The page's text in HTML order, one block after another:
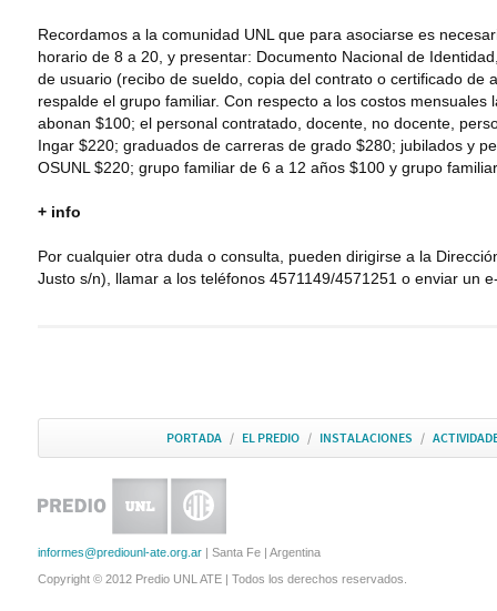
Recordamos a la comunidad UNL que para asociarse es
horario de 8 a 20, y presentar: Documento Nacional de
de usuario (recibo de sueldo, copia del contrato o certificado de
respalde el grupo familiar. Con respecto a los costos
abonan $100; el personal contratado, docente, no docente,
Ingar $220; graduados de carreras de grado $280; jubilados y
OSUNL $220; grupo familiar de 6 a 12 años $100 y grupo
+ info
Por cualquier otra duda o consulta, pueden dirigirse a la
Justo s/n), llamar a los teléfonos 4571149/4571251 o enviar un
PORTADA / EL PREDIO / INSTALACIONES /
informes@prediounl-ate.org.ar | Santa Fe | Argentina
Copyright © 2012 Predio UNL ATE | Todos los derechos reservados.